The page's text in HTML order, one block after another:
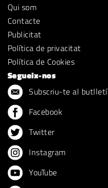
Qui som
Contacte
Publicitat
Política de privacitat
Política de Cookies
Segueix-nos
Subscriu-te al butlletí
Facebook
Twitter
Instagram
YouTube